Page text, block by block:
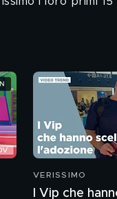
VERISSIMO
I Vip che